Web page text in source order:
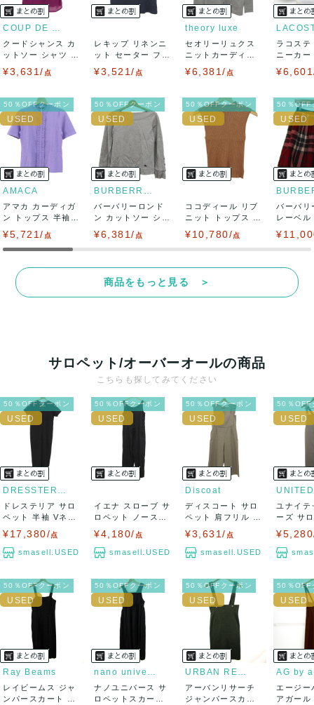
りますので、トラブルを避けるため、神経質な方や完璧な商
品を求められる方は御購入をお控えください。
また商品には細心の注意をはらっておりますが、何かござい
ましたら、レビュー記載前に必ずコメント欄よりご連絡お願
い致します。対応できることがあれば、誠意をもって対応致
します。
また並行輸入品もございますので、真贋方法などお答えでき
ない場合もございます。
万が一、購入後に偽造品等が発覚しましたら、返品・返金に
決済方法
送料：¥1,650 (見込み)
送料表を確認する
出荷目安：5営業日以内
出荷予定日：なるべく最短で発送致します。
兵庫県から出荷
COUP DE CHANCE
クードシャンス カ
ットソー シャツ 半
¥3,631/ 点
レキップ リネンニ
ット セーター フレ
¥3,521/ 点
theory luxe
セオリーリュクス
ニットカーディガ
¥6,381/ 点
ラコステ
ニーカ
50％OFFクーポン
AMACA
アマカ カーディガ
ン トップス 半袖
¥5,721/ 点
50％OFFクーポン
BURBERRY LONDON
バーバリーロンド
ン カットソー シャ
¥6,381/ 点
50％OFFクーポン
ココディール リブ
ニット トップス ノ
¥10,780/点
50％OFF
バーバリ
レーベル
商品をもっと見る ＞
サロペット/オーバーオールの商品
こちらも探してみてください
50％OFFクーポン
DRESSTERIOR
ドレステリア サロ
ペット 半袖 Vネッ
¥17,380/点
smasell.USED
50％OFFクーポン
イエナ スローブ サ
ロペット ノースリ
¥4,180/ 点
smasell.USED
50％OFFクーポン
Discoat
ディスコート サロ
ペット 肩フリル ア
¥3,631/ 点
smasell.USED
50％OFF
ユナイテ
ーズ サ
50％OFFクーポン
Ray Beams
レイビームス ジャ
ンパースカート サ
50％OFFクーポン
nano universe
ナノユニバース サ
ロペットスカート
50％OFFクーポン
URBAN RESEARCH
アーバンリサーチ
ジャンパースカー
50％OFF
エージー
アガール